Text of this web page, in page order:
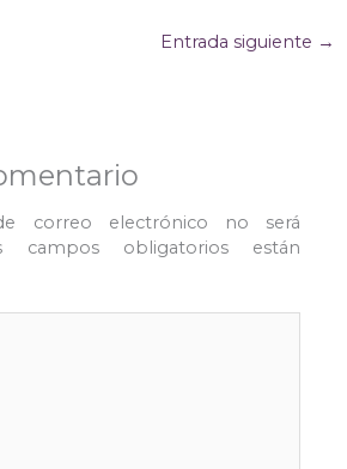
Entrada siguiente →
correo electrónico no será
campos obligatorios están